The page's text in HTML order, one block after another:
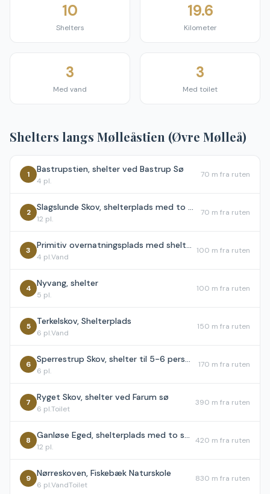
10
Shelters
19.6
Kilometer
3
Med vand
3
Med toilet
Shelters langs Mølleåstien (Øvre Mølleå)
1 Bastrupstien, shelter ved Bastrup Sø
4 pl.
70 m fra ruten
2 Slagslunde Skov, shelterplads med to shelters
12 pl.
70 m fra ruten
3 Primitiv overnatningsplads med shelter
4 pl.Vand
100 m fra ruten
4 Nyvang, shelter
5 pl.
100 m fra ruten
5 Terkelskov, Shelterplads
6 pl.Vand
150 m fra ruten
6 Sperrestrup Skov, shelter til 5-6 personer
6 pl.
170 m fra ruten
7 Ryget Skov, shelter ved Farum sø
6 pl.Toilet
390 m fra ruten
8 Ganløse Eged, shelterplads med to shelters
12 pl.
420 m fra ruten
9 Nørreskoven, Fiskebæk Naturskole
6 pl.VandToilet
830 m fra ruten